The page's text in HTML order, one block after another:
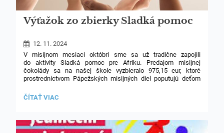
24
Výťažok zo zbierky Sladká pomoc
12. 11. 2024
V misijnom mesiaci októbri sme sa už tradične zapojili
do aktivity Sladká pomoc pre Afriku. Predajom misijnej
čokolády sa na našej škole vyzbieralo 975,15 eur, ktoré
prostredníctvom Pápežských misijných diel poputujú deťom
VÝŤAŽOK
SLADKÁ
POMOC:
ČÍTAŤ VIAC